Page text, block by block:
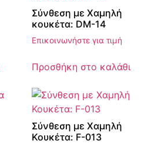
Σύνθεση με Χαμηλή
κουκέτα: DM-14
Επικοινωνήστε για τιμή
Προσθήκη στο καλάθι
Σύνθεση με Χαμηλή
Κουκέτα: F-013